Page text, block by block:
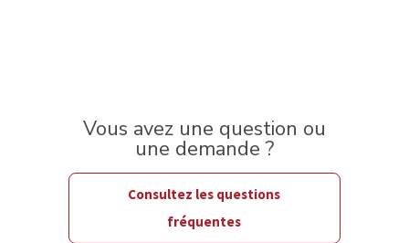
Vous avez une question ou
une demande ?
Consultez les questions
fréquentes